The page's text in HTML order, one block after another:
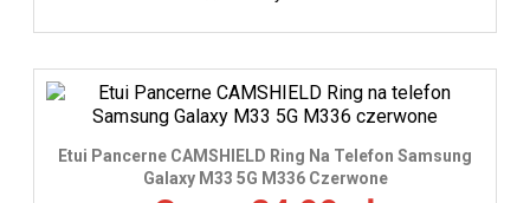
Etui Pancerne CAMSHIELD Ring Na Telefon Samsung
Galaxy M33 5G M336 Czerwone